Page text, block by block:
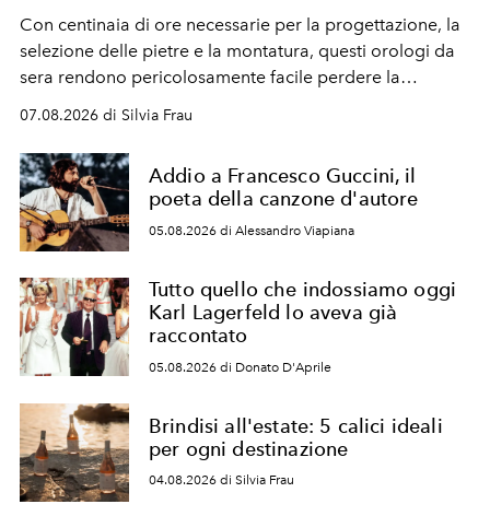
Con centinaia di ore necessarie per la progettazione, la
selezione delle pietre e la montatura, questi orologi da
sera rendono pericolosamente facile perdere la
cognizione del tempo. Ma con quadranti così
07.08.2026 di Silvia Frau
Addio a Francesco Guccini, il
poeta della canzone d'autore
05.08.2026 di Alessandro Viapiana
Tutto quello che indossiamo oggi
Karl Lagerfeld lo aveva già
raccontato
05.08.2026 di Donato D'Aprile
Brindisi all'estate: 5 calici ideali
per ogni destinazione
04.08.2026 di Silvia Frau